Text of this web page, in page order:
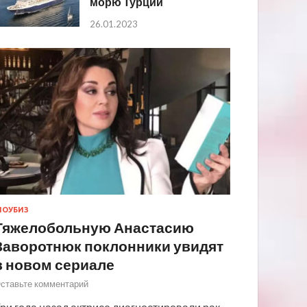
26.01.2023
Анастасию
поклонники увидят
новом сериале
комментарий